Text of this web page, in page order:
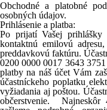
Obchodné a platobné
osobných údajov.
Prihlásenie a platba:
Po prijatí Vašej prihlášky
kontaktnú emilovú
preddavkovú faktúru.
0200 0000 0017 3643 3751
platby na náš účet Vám
účastníckeho poplatku
vyžiadania aj poštou.
občerstvenie. Najneskôr